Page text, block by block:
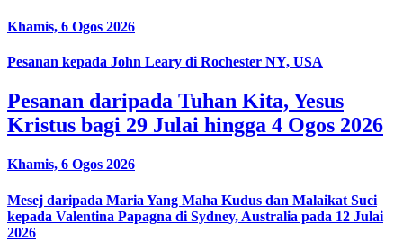
Khamis, 6 Ogos 2026
Pesanan kepada John Leary di Rochester NY, USA
Pesanan daripada Tuhan Kita, Yesus
Kristus bagi 29 Julai hingga 4 Ogos 2026
Khamis, 6 Ogos 2026
Mesej daripada Maria Yang Maha Kudus dan Malaikat Suci
kepada Valentina Papagna di Sydney, Australia pada 12 Julai
2026